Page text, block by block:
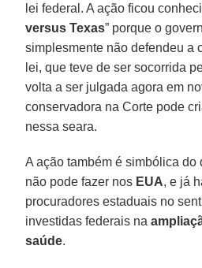
lei federal. A ação ficou
versus Texas” porque o
simplesmente não defendeu a
lei, que teve de ser socorrida
volta a ser julgada agora em
conservadora na Corte pode
nessa seara.
A ação também é simbólica do
não pode fazer nos EUA, e já
procuradores estaduais no
investidas federais na
saúde.